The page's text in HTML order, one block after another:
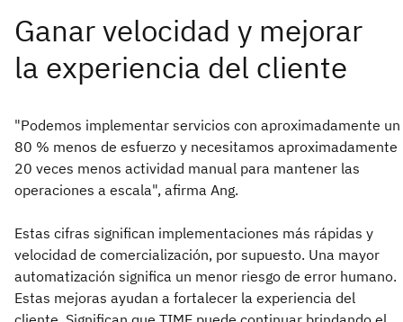
"Podemos implementar servicios con aproximadamente un
80 % menos de esfuerzo y necesitamos aproximadamente
20 veces menos actividad manual para mantener las
operaciones a escala", afirma Ang.
Estas cifras significan implementaciones más rápidas y
velocidad de comercialización, por supuesto. Una mayor
automatización significa un menor riesgo de error humano.
Estas mejoras ayudan a fortalecer la experiencia del